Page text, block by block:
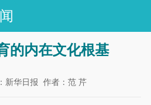
的内在文化根基
新华日报 作者：范 芹